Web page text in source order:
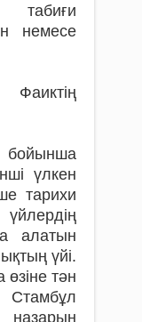
табиғи
немесе
Фаиктің
бойынша
үлкен
тарихи
алатын
үйі.
өзіне тән